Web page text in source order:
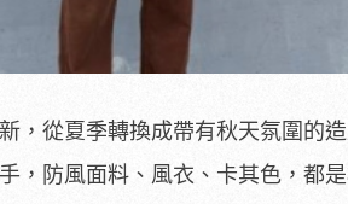
，從夏季轉換成帶有秋天氛圍的
，防風面料、風衣、卡其色，都